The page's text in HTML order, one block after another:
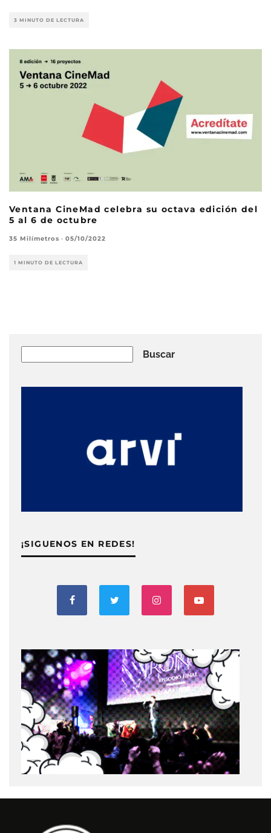
3 MINUTO DE LECTURA
Ventana CineMad celebra su octava edición del
5 al 6 de octubre
35 Milímetros · 05/10/2022
1 MINUTO DE LECTURA
Buscar
¡SIGUENOS EN REDES!